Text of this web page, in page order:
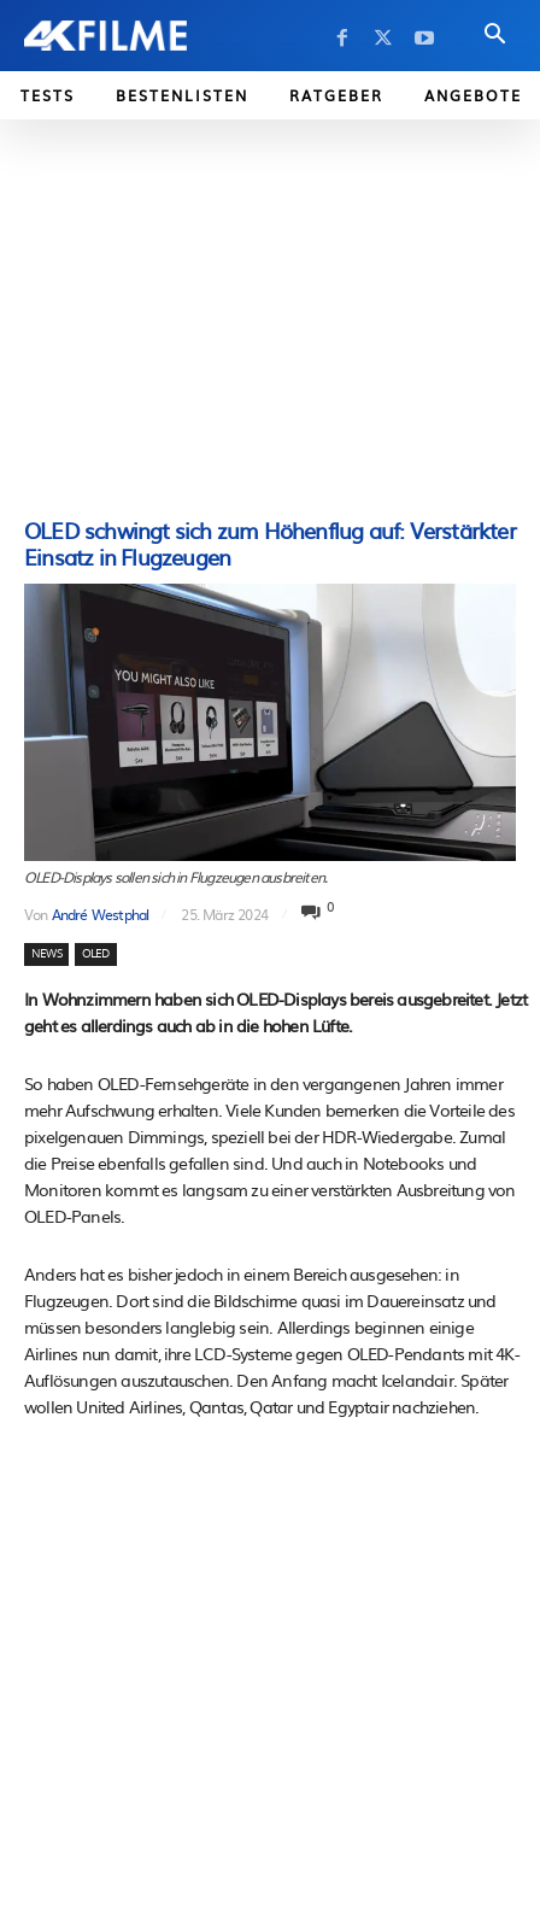
TESTS BESTENLISTEN RATGEBER ANGEBOTE
OLED schwingt sich zum Höhenflug auf: Verstärkter
Einsatz in Flugzeugen
OLED-Displays sollen sich in Flugzeugen ausbreiten.
VonAndré Westphal 25. März 2024 0
NEWS OLED
In Wohnzimmern haben sich OLED-Displays bereis ausgebreitet. Jetzt
geht es allerdings auch ab in die hohen Lüfte.
So haben OLED-Fernsehgeräte in den vergangenen Jahren immer
mehr Aufschwung erhalten. Viele Kunden bemerken die Vorteile des
pixelgenauen Dimmings, speziell bei der HDR-Wiedergabe. Zumal
die Preise ebenfalls gefallen sind. Und auch in Notebooks und
Monitoren kommt es langsam zu einer verstärkten Ausbreitung von
OLED-Panels.
Anders hat es bisher jedoch in einem Bereich ausgesehen: in
Flugzeugen. Dort sind die Bildschirme quasi im Dauereinsatz und
müssen besonders langlebig sein. Allerdings beginnen einige
Airlines nun damit, ihre LCD-Systeme gegen OLED-Pendants mit 4K-
Auflösungen auszutauschen. Den Anfang macht Icelandair. Später
wollen United Airlines, Qantas, Qatar und Egyptair nachziehen.